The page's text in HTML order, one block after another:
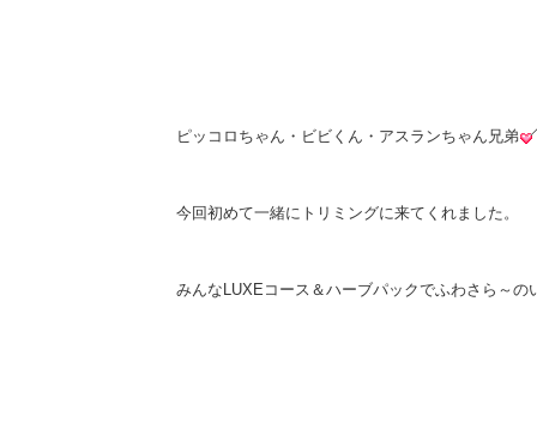
ピッコロちゃん・ビビくん・アスランちゃん兄弟
今回初めて一緒にトリミングに来てくれました。
みんなLUXEコース＆ハーブパックでふわさら～の